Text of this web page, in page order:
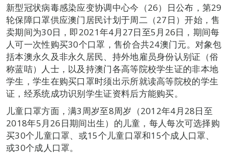
新型冠状病毒感染应变协调中心今（26）日公布，第29
轮保障口罩供应澳门居民计划于周二（27日）开始，售
卖期间为30日，即2021年4月27日至5月26日，期间每
人可一次性购买30个口罩，售价合共24澳门元。对象包
括本澳永久及非永久居民、持外地雇员身份认别证（俗
称蓝咭）人士，以及持澳门各高等院校学生证的非本地
学生，学生在购买口罩时须出示所就读高等院校的学生
证，经系统成功识别学生证资料后方能购买。
儿童口罩方面，满3周岁至8周岁（2012年4月28日至
2018年5月26日期间出生）的儿童，每人每次可选择购
买30个儿童口罩、或15个儿童口罩和15个成人口罩、
或30个成人口罩。